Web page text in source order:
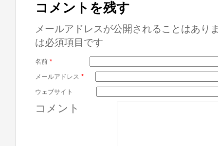
コメントを残す
メールアドレスが公開されることはあり
は必須項目です
名前 *
メールアドレス *
ウェブサイト
コメント